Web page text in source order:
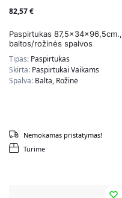
82,57€
Paspirtukas 87,5x34x96,5cm.,
baltos/rožinės spalvos
Tipas: Paspirtukas
Skirta: Paspirtukai Vaikams
Spalva: Balta, Rožinė
Turime
Nemokamas pristatymas!